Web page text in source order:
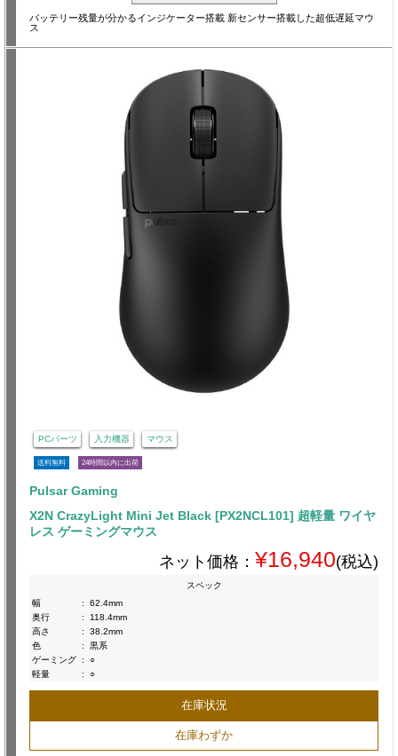
バッテリー残量が分かるインジケーター搭載 新センサー搭載した超低遅延マウ
ス
PCパーツ 入力機器 マウス
送料無料 24時間以内に出荷
Pulsar Gaming
X2N CrazyLight Mini Jet Black [PX2NCL101] 超軽量 ワイヤ
レス ゲーミングマウス
ネット価格： ¥16,940(税込)
スペック
幅
:
62.4mm
奥行
:
118.4mm
高さ
:
38.2mm
色
:
黒系
ゲーミング :
○
軽量
: ○
在庫状況
在庫わずか